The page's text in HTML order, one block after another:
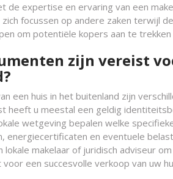
de expertise en ervaring van een
focussen op andere zaken terwijl
om potentiële kopers aan te
zijn vereist
een huis in het buitenland zijn
heeft u meestal een geldig
wetgeving bepalen welke
energiecertificaten en eventuele
lokale makelaar of juridisch adviseur
een succesvolle verkoop van uw